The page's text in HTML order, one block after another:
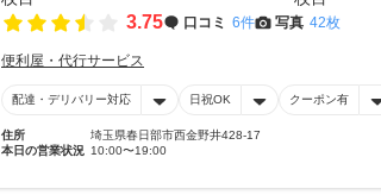
3.75 口コミ 6件 写真 42枚
便利屋・代行サービス
配達・デリバリー対応 日祝OK クーポン有
住所
埼玉県春日部市西金野井428-17
本日の営業状況 10:00〜19:00